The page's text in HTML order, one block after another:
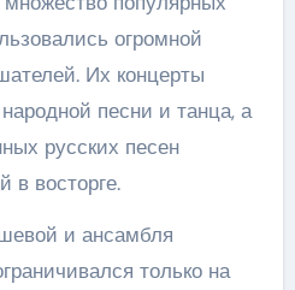
огромной
Их концерты
песни и танца, а
русских песен
в восторге.
и ансамбля
только на